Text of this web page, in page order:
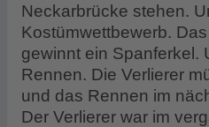
Neckarbrücke stehen.
Kostümwettbewerb.
gewinnt ein Spanferkel.
Rennen. Die Verlierer
und das Rennen im
Der Verlierer war im